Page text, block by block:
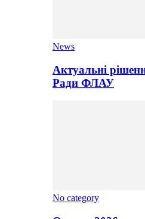
News
Актуальні
Ради ФЛАУ
No category